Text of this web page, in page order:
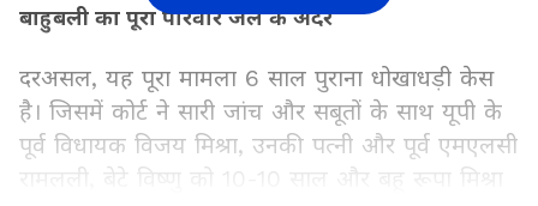
बाहुबली का पूरा परिवार जेल के अंदर
दरअसल, यह पूरा मामला 6 साल पुराना धोखाधड़ी केस
है। जिसमें कोर्ट ने सारी जांच और सबूतों के साथ यूपी के
पूर्व विधायक विजय मिश्रा, उनकी पत्नी और पूर्व एमएलसी
रामलली, बेटे विष्णु को 10-10 साल और बहू रूपा मिश्रा